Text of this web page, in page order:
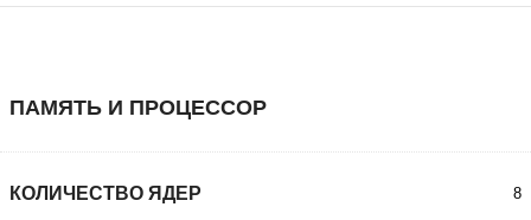
ПАМЯТЬ И ПРОЦЕССОР
КОЛИЧЕСТВО ЯДЕР 8